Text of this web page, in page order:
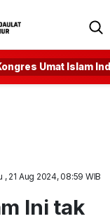
Umat Islam
, 21 Aug 2024, 08:59 WIB
Ini tak